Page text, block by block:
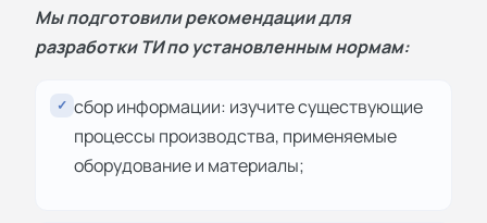
Мы подготовили рекомендации для
разработки ТИ по установленным нормам:
✓ сбор информации: изучите существующие
процессы производства, применяемые
оборудование и материалы;